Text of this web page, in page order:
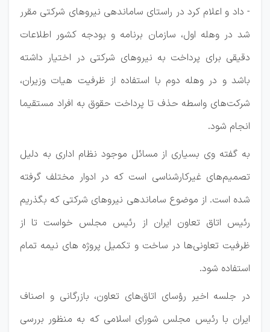
- داد و اعلام کرد در راستای ساماندهی نیروهای شرکتی مقرر
شد در وهله اول، سازمان برنامه و بودجه کشور اطلاعات
دقیقی برای پرداخت به نیروهای شرکتی در اختیار داشته
باشد و در وهله دوم با استفاده از ظرفیت هیات وزیران،
شرکت‌های واسطه حذف تا پرداخت حقوق به افراد مستقیما
انجام شود.
به گفته وی بسیاری از مسائل موجود نظام اداری به دلیل
تصمیم‌های غیرکارشناسی است که در ادوار مختلف گرفته
شده است. از موضوع ساماندهی نیروهای شرکتی که بگذریم
رئیس اتاق تعاون ایران از رئیس مجلس خواست تا از
ظرفیت تعاونی‌ها در ساخت و تکمیل پروژه های نیمه تمام
استفاده شود.
در جلسه اخیر رؤسای اتاق‌های تعاون، بازرگانی و اصناف
ایران با رئیس مجلس شورای اسلامی که به منظور بررسی